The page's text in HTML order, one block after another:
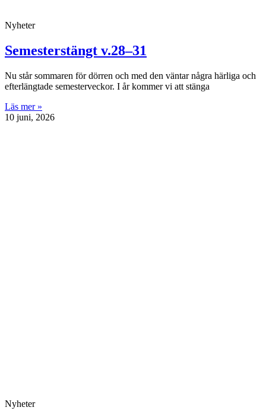
Nyheter
Semesterstängt v.28–31
Nu står sommaren för dörren och med den väntar några härliga och
efterlängtade semesterveckor. I år kommer vi att stänga
Läs mer »
10 juni, 2026
Nyheter